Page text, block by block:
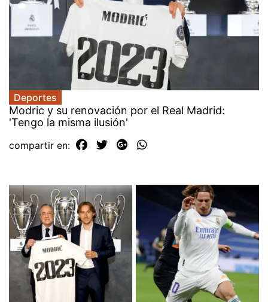
Deportes
Modric y su renovación por el Real Madrid:
'Tengo la misma ilusión'
compartir en: